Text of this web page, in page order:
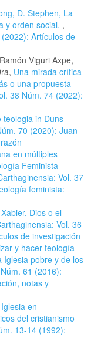
D. Stephen, La
y orden social. ,
Artículos de
Viguri Axpe,
Una mirada crítica
o una propuesta
38 Núm. 74 (2022):
teologia in Duns
70 (2020): Juan
en múltiples
Feminista
Vol. 37
feminista:
Dios o el
Vol. 36
de investigación
y hacer teología
Iglesia pobre y de los
61 (2016):
notas y
en
del cristianismo
13-14 (1992):